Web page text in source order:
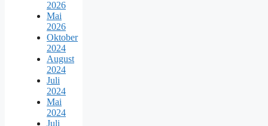
2026
Mai
2026
Oktober
2024
August
2024
Juli
2024
Mai
2024
Juli